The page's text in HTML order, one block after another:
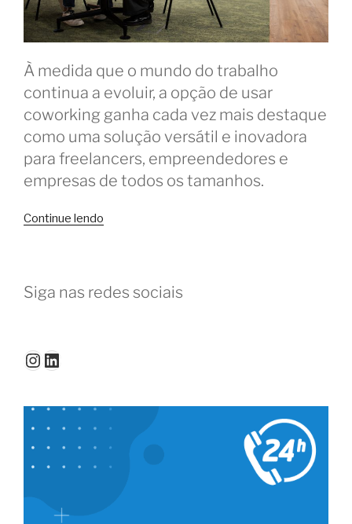
À medida que o mundo do trabalho
continua a evoluir, a opção de usar
coworking ganha cada vez mais destaque
como uma solução versátil e inovadora
para freelancers, empreendedores e
empresas de todos os tamanhos.
Continue lendo
usar
Siga nas redes sociais
Instagram
LinkedIn